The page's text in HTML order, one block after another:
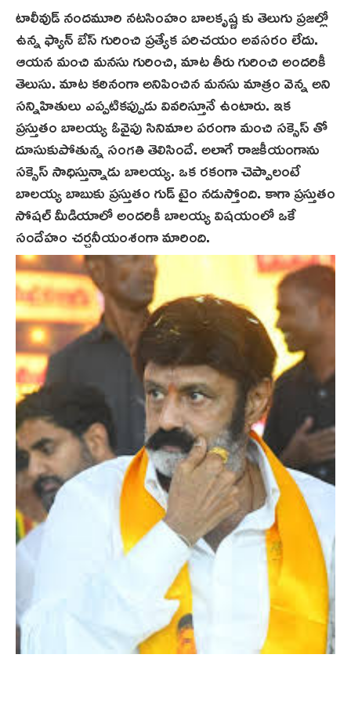
టాలీవుడ్ నందమూరి నట‌సింహం బాలకృష్ణ కు తెలుగు ప్రజల్లో
ఉన్న ఫ్యాన్ బేస్ గురించి ప్రత్యేక పరిచయం అవసరం లేదు.
ఆయన మంచి మనసు గురించి, మాట తీరు గురించి అందరికీ
తెలుసు. మాట కఠినంగా అనిపించిన మనసు మాత్రం వెన్న అని
సన్నిహితులు ఎప్పటికప్పుడు వివరిస్తూనే ఉంటారు. ఇక
ప్రస్తుతం బాలయ్య ఓవైపు సినిమాల పరంగా మంచి సక్సెస్ తో
దూసుకుపోతున్న సంగతి తెలిసిందే. అలాగే రాజకీయంగాను
సక్సెస్ సాధిస్తున్నాడు బాలయ్య. ఒక రకంగా చెప్పాలంటే
బాలయ్య బాబుకు ప్రస్తుతం గుడ్ టైం నడుస్తోంది. కాగా ప్రస్తుతం
సోషల్ మీడియాలో అందరికీ బాలయ్య విషయంలో ఒకే
సందేహం చర్చనీయంశంగా మారింది.